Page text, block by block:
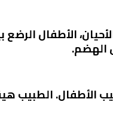
الأطفال الرضع
الهضم.
الأطفال. الطبيب